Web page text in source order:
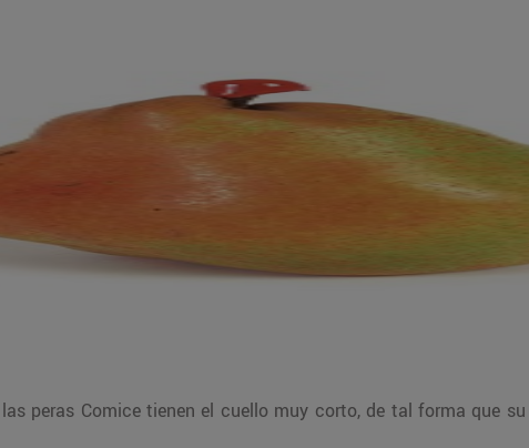
peras Comice tienen el cuello muy corto, de tal forma que